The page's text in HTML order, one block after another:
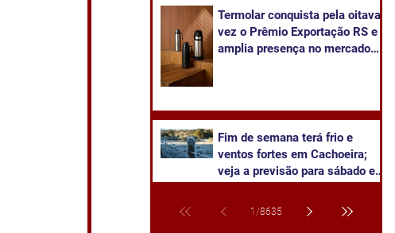
Termolar conquista pela oitava
vez o Prêmio Exportação RS e
amplia presença no mercado
Fim de semana terá frio e
ventos fortes em Cachoeira;
veja a previsão para sábado e
1 /8635